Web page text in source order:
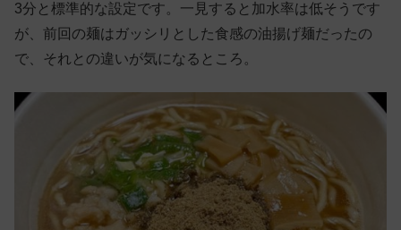
3分と標準的な設定です。一見すると加水率は低そうです
が、前回の麺はガッシリとした食感の油揚げ麺だったの
で、それとの違いが気になるところ。